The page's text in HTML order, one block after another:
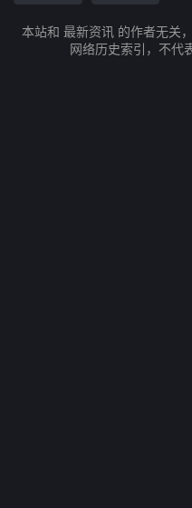
本站和 最新资讯 的作者无关
网络历史索引，不代